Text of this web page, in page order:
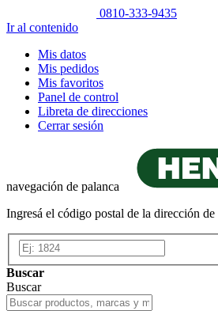
0810-333-9435
Ir al contenido
Mis datos
Mis pedidos
Mis favoritos
Panel de control
Libreta de direcciones
Cerrar sesión
navegación de palanca
Ingresá el código postal de la dirección
Buscar
Buscar